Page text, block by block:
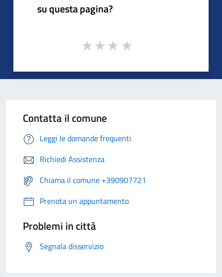
su questa pagina?
Contatta il comune
Leggi le domande frequenti
Richiedi Assistenza
Chiama il comune +390907721
Prenota un appuntamento
Problemi in città
Segnala disservizio